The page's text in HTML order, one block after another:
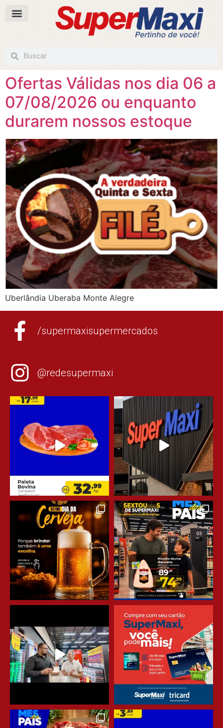
Ofertas Válidas nos dia 06 a
07/08/2026 ou enquanto
durarem nossos estoque
Uberlândia Uberaba Monte Alegre
/supermaxisupermercados
@redesupermaxi